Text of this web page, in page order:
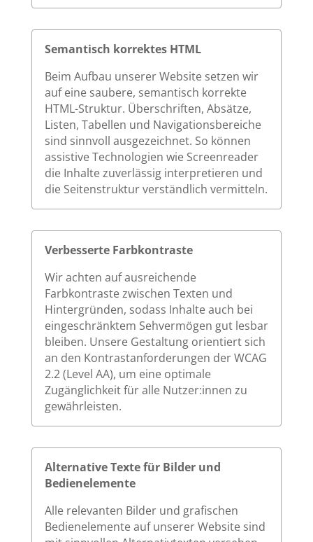
Semantisch korrektes HTML
Beim Aufbau unserer Website setzen wir
auf eine saubere, semantisch korrekte
HTML-Struktur. Überschriften, Absätze,
Listen, Tabellen und Navigationsbereiche
sind sinnvoll ausgezeichnet. So können
assistive Technologien wie Screenreader
die Inhalte zuverlässig interpretieren und
die Seitenstruktur verständlich vermitteln.
Verbesserte Farbkontraste
Wir achten auf ausreichende
Farbkontraste zwischen Texten und
Hintergründen, sodass Inhalte auch bei
eingeschränktem Sehvermögen gut lesbar
bleiben. Unsere Gestaltung orientiert sich
an den Kontrastanforderungen der WCAG
2.2 (Level AA), um eine optimale
Zugänglichkeit für alle Nutzer:innen zu
gewährleisten.
Alternative Texte für Bilder und
Bedienelemente
Alle relevanten Bilder und grafischen
Bedienelemente auf unserer Website sind